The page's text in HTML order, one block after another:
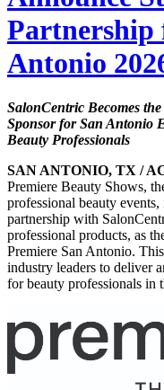
Partnership
Antonio
SalonCentric Becomes
Sponsor for San Antonio
Beauty Professionals
SAN ANTONIO, TX /
Premiere Beauty Shows,
professional beauty
partnership with
professional products, as
Premiere San Antonio.
industry leaders to deliver
for beauty professionals in